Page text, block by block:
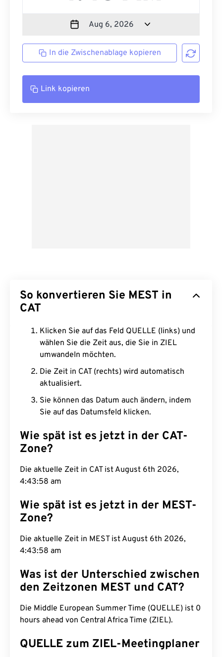
In die Zwischenablage kopieren
Link kopieren
So konvertieren Sie MEST in
CAT
Klicken Sie auf das Feld QUELLE (links) und
wählen Sie die Zeit aus, die Sie in ZIEL
umwandeln möchten.
Die Zeit in CAT (rechts) wird automatisch
aktualisiert.
Sie können das Datum auch ändern, indem
Sie auf das Datumsfeld klicken.
Wie spät ist es jetzt in der CAT-
Zone?
Die aktuelle Zeit in CAT ist August 6th 2026,
4:43:59 am
Wie spät ist es jetzt in der MEST-
Zone?
Die aktuelle Zeit in MEST ist August 6th 2026,
4:43:59 am
Was ist der Unterschied zwischen
den Zeitzonen MEST und CAT?
Die Middle European Summer Time (QUELLE) ist 0
hours ahead von Central Africa Time (ZIEL).
QUELLE zum ZIEL-Meetingplaner